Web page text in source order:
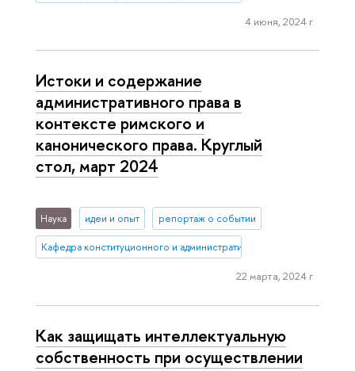
4 июня, 2024 г.
Истоки и содержание
административного права в
контексте римского и
канонического права. Круглый
стол, март 2024
Наука идеи и опыт репортаж о событии
Кафедра конституционного и административного права (Нижний
22 марта, 2024 г.
Как защищать интеллектуальную
собственность при осуществлении